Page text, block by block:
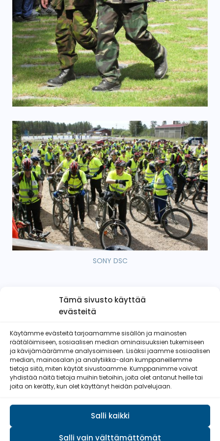
Tämä sivusto käyttää
evästeitä
Käytämme evästeitä tarjoamamme sisällön ja mainosten
räätälöimiseen, sosiaalisen median ominaisuuksien tukemiseen
ja kävijämäärämme analysoimiseen. Lisäksi jaamme sosiaalisen
median, mainosalan ja analytiikka-alan kumppaneillemme
tietoja siitä, miten käytät sivustoamme. Kumppanimme voivat
yhdistää näitä tietoja muihin tietoihin, joita olet antanut heille tai
joita on kerätty, kun olet käyttänyt heidän palvelujaan.
Salli kaikki
Salli vain välttämättömät
SONY DSC
Iin Reservilaiset ry